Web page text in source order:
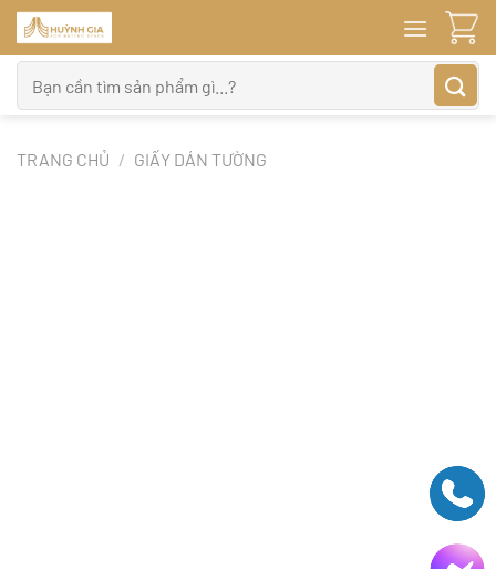
Bỏ
qua
nội
dung
kiếm:
TRANG CHỦ / GIẤY DÁN TƯỜNG